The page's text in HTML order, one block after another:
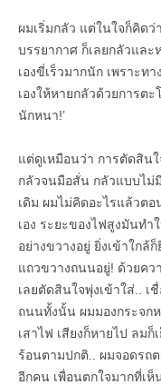
ผมเริ่มกลัว แต่ในใจก็คิดว่
บรรยากาศ ก็เลยกลัวแล
เองขี่เร็วมากนัก เพราะท
เองให้หายกลัวด้วยการตะ
นักหนา!’
แต่ดูเหมือนว่า การตัดสิน
กลัวจนมือสั่น กลัวแบบไม่
เดิม ผมไม่คิดอะไรแล้วต
เอง ระยะของไฟสูงมันท
อย่างขวางอยู่ ยิ่งเข้าใก
แถวขวางถนนอยู่! ด้วยคว
เลยตัดสินใจพุ่งเข้าใส่.. เ
ถนนทั้งนั้น ผมมองกระจก
เสาไฟ เสียงก็หายไป ลม
ร้อนตามปกติ.. ผมจอดรถ
อีกคน เพื่อนตกใจมากที่เ